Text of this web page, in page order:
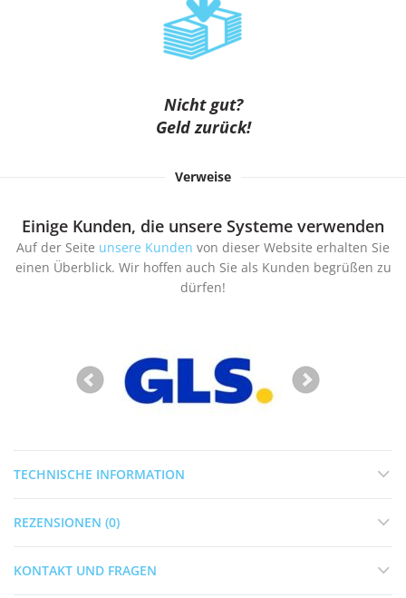
Nicht gut?
Geld zurück!
Verweise
Einige Kunden, die unsere Systeme verwenden
Auf der Seite unsere Kunden von dieser Website erhalten Sie
einen Überblick. Wir hoffen auch Sie als Kunden begrüßen zu
dürfen!
TECHNISCHE INFORMATION
REZENSIONEN (0)
KONTAKT UND FRAGEN